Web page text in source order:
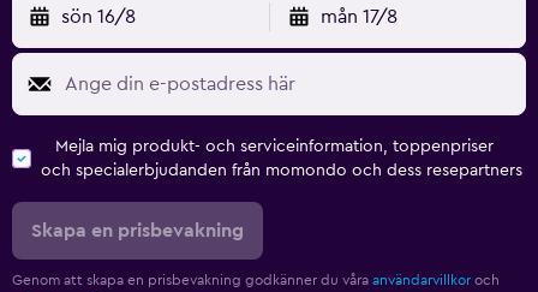
sön 16/8 mån 17/8
Mejla mig produkt- och serviceinformation, toppenpriser
och specialerbjudanden från momondo och dess resepartners
Skapa en prisbevakning
Genom att skapa en prisbevakning godkänner du våra användarvillkor och